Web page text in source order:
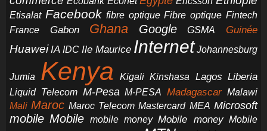
Etisalat Facebook fibre optique Fibre optique Fintech
France
Gabon Ghana Google GSMA Guinée
Huawei IA IDC Ile Maurice Internet Johannesburg
Jumia Kenya Kigali Kinshasa Lagos Liberia
Liquid Telecom M-Pesa M-PESA Madagascar Malawi
Mali Maroc Maroc Telecom Mastercard MEA Microsoft
mobile Mobile mobile money Mobile money Mobile